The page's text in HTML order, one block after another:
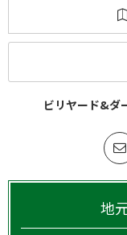
ビリヤード&ダ
地